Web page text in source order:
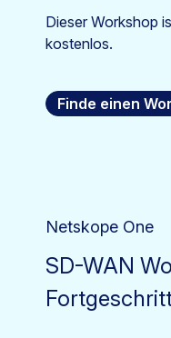
Dieser Workshop
kostenlos.
Finde einen
Netskope One
SD-WAN